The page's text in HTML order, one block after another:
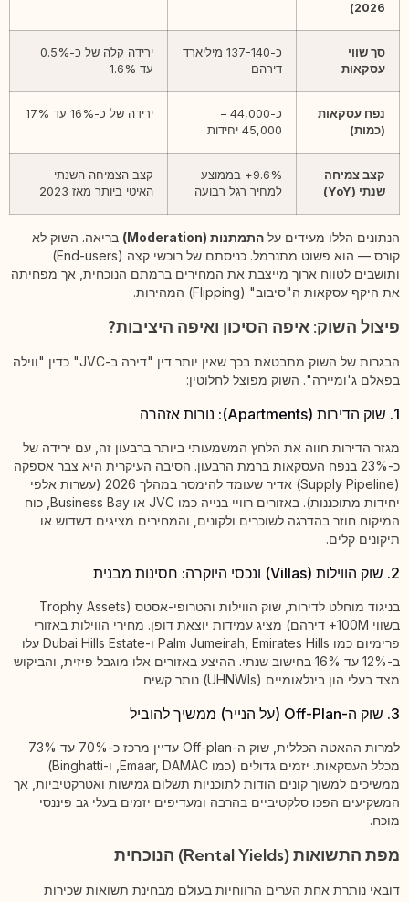
2026)
סך שווי
עסקאות
כ-137-140 מיליארד
דירהם
ירידה קלה של כ-0.5%
עד 1.6%
נפח עסקאות
(כמות)
כ-44,000 –
45,000 יחידות
ירידה של כ-16% עד 17%
קצב צמיחה
שנתי (YoY)
9.6%+ בממוצע
למחיר רגל רבועה
קצב הצמיחה השנתי
האיטי ביותר מאז 2023
הנתונים הללו מעידים על התמתנות (Moderation)
בריאה. השוק לא
קורס — הוא פשוט מתנרמל. כניסתם של רוכשי קצה (End-users)
ותושבים לטווח ארוך מייצבת את המחירים ברמתם הנוכחית, אך מפחיתה
את היקף עסקאות ה"סיבוב" (Flipping) המהירות.
פיצול השוק: איפה הסיכון ואיפה היציבות?
הבגרות של השוק מתבטאת בכך שאין יותר דין "דירה ב-JVC" כדין "ווילה
בפאלם ג'ומיירה". השוק מפוצל לחלוטין:
1. שוק הדירות (Apartments): נורות אזהרה
מגזר הדירות חווה את הלחץ המשמעותי ביותר ברבעון זה, עם ירידה של
כ-23% בנפח העסקאות ברמת הרבעון. הסיבה העיקרית היא צבר אספקה
(Supply Pipeline) אדיר שעומד להימסר במהלך 2026 (עשרות אלפי
יחידות מתוכננות). באזורים רוויי בנייה כמו JVC או Business Bay, כוח
המיקוח חוזר בהדרגה לשוכרים ולקונים, והמחירים מציגים דשדוש או
תיקונים קלים.
2. שוק הווילות (Villas) ונכסי היוקרה: חסינות מבנית
בניגוד מוחלט לדירות, שוק הווילות והטרופי-אסטס (Trophy Assets
בשווי 100M+ דירהם) מציג עמידות יוצאת דופן. מחירי הווילות באזורי
פרימיום כמו Palm Jumeirah, Emirates Hills ו-Dubai Hills Estate עלו
ב-12% עד 16% בחישוב שנתי. ההיצע באזורים אלו מוגבל פיזית, והביקוש
מצד בעלי הון בינלאומיים (UHNWIs) נותר קשיח.
3. שוק ה-Off-Plan (על הנייר) ממשיך להוביל
למרות ההאטה הכללית, שוק ה-Off-plan עדיין מרכז כ-70% עד 73%
מכלל העסקאות. יזמים גדולים (כמו Emaar, DAMAC, ו-Binghatti)
ממשיכים למשוך קונים הודות לתוכניות תשלום גמישות ואטרקטיביות, אך
המשקיעים הפכו סלקטיביים בהרבה ומעדיפים יזמים בעלי גב פיננסי
מוכח.
מפת התשואות (Rental Yields) הנוכחית
דובאי נותרת אחת הערים הרווחיות בעולם מבחינת תשואות שכירות